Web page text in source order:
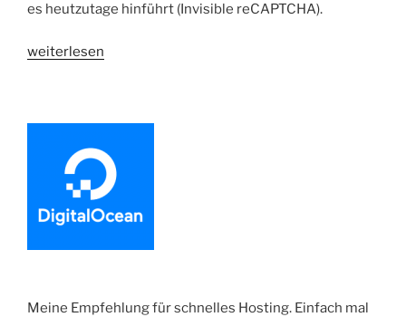
es heutzutage hinführt (Invisible reCAPTCHA).
„CakePHP
weiterlesen
Meine Empfehlung für schnelles Hosting. Einfach mal